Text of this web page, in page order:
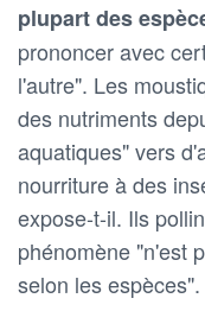
plupart des
prononcer avec
l'autre". Les
des nutriments
aquatiques" vers
nourriture à des
expose-t-il. Ils
phénomène "n'est
selon les espèces".